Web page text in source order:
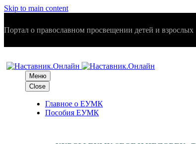
Skip to main content
Портал о православном просвещении детей и взрослых
Меню
Close
Главное о ЕУМК
Пособия ЕУМК